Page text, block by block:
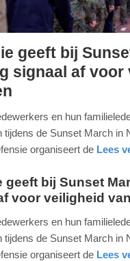
geeft bij
signaal af voor
en hun
tijdens de Sunset March in
organiseert de Lees
geeft bij Sunset
voor veiligheid
en hun
tijdens de Sunset March in
organiseert de Lees